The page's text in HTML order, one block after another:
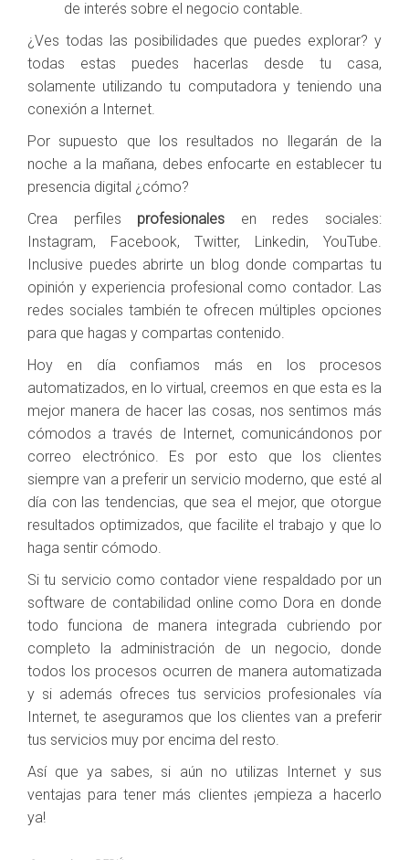
de interés sobre el negocio contable.
¿Ves todas las posibilidades que puedes explorar? y
todas estas puedes hacerlas desde tu casa,
solamente utilizando tu computadora y teniendo una
conexión a Internet.
Por supuesto que los resultados no llegarán de la
noche a la mañana, debes enfocarte en establecer tu
presencia digital ¿cómo?
Crea perfiles profesionales en redes sociales:
Instagram, Facebook, Twitter, Linkedin, YouTube.
Inclusive puedes abrirte un blog donde compartas tu
opinión y experiencia profesional como contador. Las
redes sociales también te ofrecen múltiples opciones
para que hagas y compartas contenido.
Hoy en día confiamos más en los procesos
automatizados, en lo virtual, creemos en que esta es la
mejor manera de hacer las cosas, nos sentimos más
cómodos a través de Internet, comunicándonos por
correo electrónico. Es por esto que los clientes
siempre van a preferir un servicio moderno, que esté al
día con las tendencias, que sea el mejor, que otorgue
resultados optimizados, que facilite el trabajo y que lo
haga sentir cómodo.
Si tu servicio como contador viene respaldado por un
software de contabilidad online como Dora en donde
todo funciona de manera integrada cubriendo por
completo la administración de un negocio, donde
todos los procesos ocurren de manera automatizada
y si además ofreces tus servicios profesionales vía
Internet, te aseguramos que los clientes van a preferir
tus servicios muy por encima del resto.
Así que ya sabes, si aún no utilizas Internet y sus
ventajas para tener más clientes ¡empieza a hacerlo
ya!